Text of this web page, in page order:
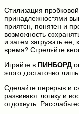
Стилизация
принадлежностями
приятен, понятен и
возможность
и затем загружать ее,
время? Стреляйте
Играйте в ПИНБОРД
этого достаточно
Сделайте перерыв и
развивают логику и
отдохнуть.